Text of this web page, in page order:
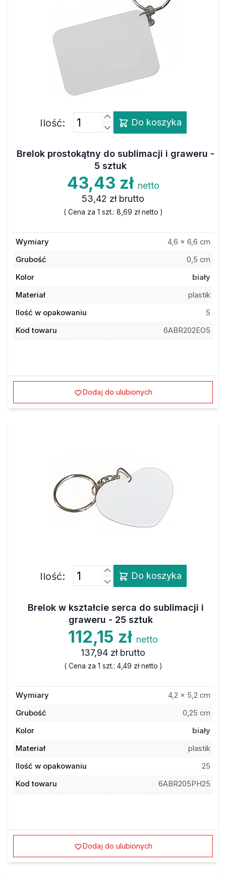
Ilość: Do koszyka
Brelok prostokątny do sublimacji i graweru -
5 sztuk
43,43 zł netto
53,42 zł brutto
( Cena za 1 szt.: 8,69 złnetto )
Wymiary
4,6 x 6,6 cm
Grubość
0,5 cm
Kolor
biały
Materiał
plastik
Ilość w opakowaniu
5
Kod towaru
6ABR202EO5
Dodaj do ulubionych
Ilość: Do koszyka
Brelok w kształcie serca do sublimacji i
graweru - 25 sztuk
112,15 zł netto
137,94 zł brutto
( Cena za 1 szt.: 4,49 złnetto )
Wymiary
4,2 x 5,2 cm
Grubość
0,25 cm
Kolor
biały
Materiał
plastik
Ilość w opakowaniu
25
Kod towaru
6ABR205PH25
Dodaj do ulubionych